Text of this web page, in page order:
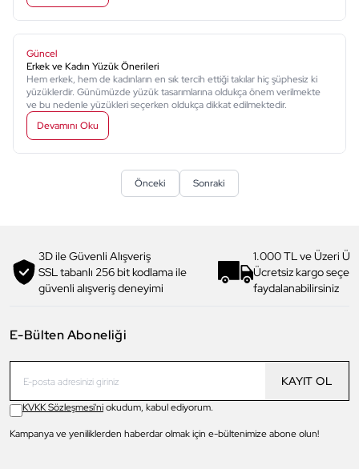
Güncel
Erkek ve Kadın Yüzük Önerileri
Hem erkek, hem de kadınların en sık tercih ettiği takılar hiç şüphesiz ki
yüzüklerdir. Günümüzde yüzük tasarımlarına oldukça önem verilmekte
ve bu nedenle yüzükleri seçerken oldukça dikkat edilmektedir.
Devamını Oku
Önceki Sonraki
3D ile Güvenli Alışveriş
SSL tabanlı 256 bit kodlama ile
güvenli alışveriş deneyimi
1.000 TL ve Üzeri
Ücretsiz kargo
faydalanabilirsiniz
E-Bülten Aboneliği
KAYIT OL
KVKK Sözleşmesi'niokudum, kabul ediyorum.
Kampanya ve yeniliklerden haberdar olmak için e-bültenimize abone olun!